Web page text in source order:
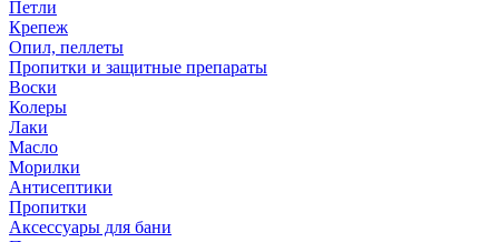
Петли
Крепеж
Опил, пеллеты
Пропитки и защитные препараты
Воски
Колеры
Лаки
Масло
Морилки
Антисептики
Пропитки
Аксессуары для бани